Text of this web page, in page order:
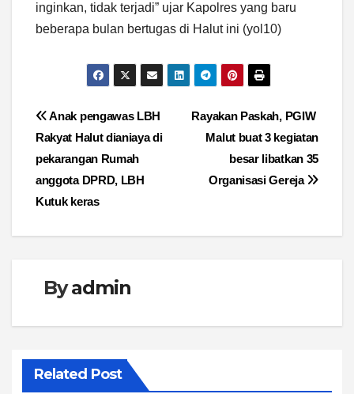
inginkan, tidak terjadi” ujar Kapolres yang baru
beberapa bulan bertugas di Halut ini (yol10)
Navigasi
pos
Rayakan Paskah, PGIW
Malut buat 3 kegiatan
besar libatkan 35
Organisasi Gereja
Anak pengawas LBH
Rakyat Halut dianiaya di
pekarangan Rumah
anggota DPRD, LBH
Kutuk keras
Byadmin
Related Post